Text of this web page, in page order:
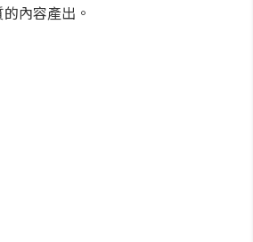
內容產出。